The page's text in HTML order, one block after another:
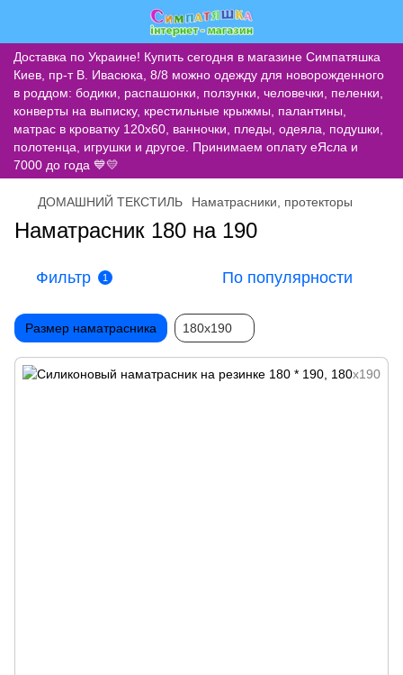
Доставка по Украине! Купить сегодня в магазине Симпатяшка
Киев, пр-т В. Ивасюка, 8/8 можно одежду для новорожденного
в роддом: бодики, распашонки, ползунки, человечки, пеленки,
конверты на выписку, крестильные крыжмы, палантины,
матрас в кроватку 120х60, ванночки, пледы, одеяла, подушки,
полотенца, игрушки и другое. Принимаем оплату еЯсла и
7000 до года 💙💛
ДОМАШНИЙ ТЕКСТИЛЬ Наматрасники, протекторы
Наматрасник 180 на 190
Фильтр 1 По популярности
Размер наматрасника 180х190